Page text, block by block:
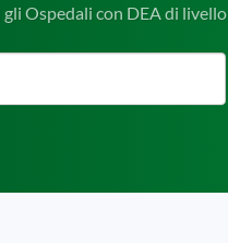
Ospedali con DEA di